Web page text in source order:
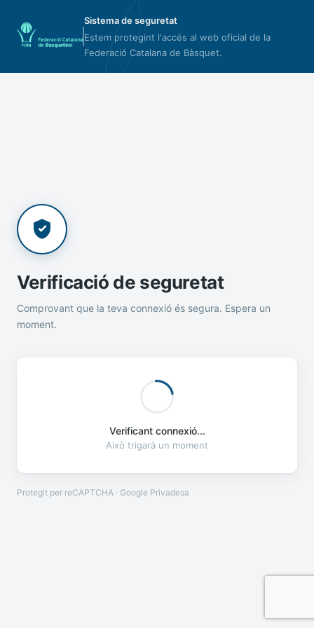
Sistema de seguretat
Estem protegint l'accés al web oficial de la
Federació Catalana de Bàsquet.
Verificació de seguretat
Comprovant que la teva connexió és segura. Espera un
moment.
Verificant connexió...
Això trigarà un moment
Protegit per reCAPTCHA · Google Privadesa